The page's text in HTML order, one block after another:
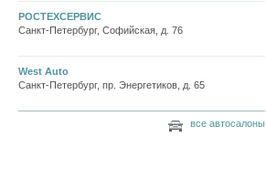
РОСТЕХСЕРВИС
Санкт-Петербург, Софийская, д. 76
West Auto
Санкт-Петербург, пр. Энергетиков, д. 65
все автосалоны